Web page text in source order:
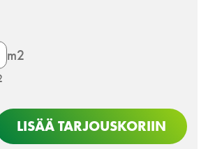
m2
LISÄÄ TARJOUSKORIIN